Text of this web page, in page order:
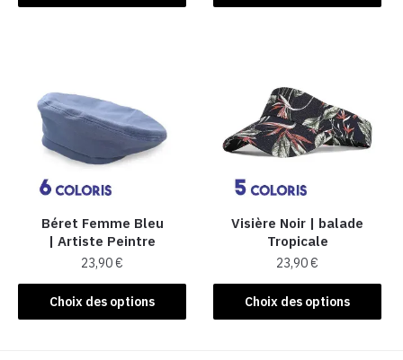
produit
options
peuvent
être
sur
la
page
du
produit
produit
Les
options
peuvent
être
sur
la
page
du
produit
Béret Femme Bleu
| Artiste Peintre
23,90€
Choix des options
Ce
produit
Visière Noir | balade
Tropicale
23,90€
Choix des options
Ce
produit